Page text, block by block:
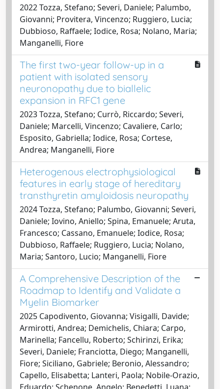
2022 Tozza, Stefano; Severi, Daniele; Palumbo,
Giovanni; Provitera, Vincenzo; Ruggiero, Lucia;
Dubbioso, Raffaele; Iodice, Rosa; Nolano, Maria;
Manganelli, Fiore
The first two-year follow-up in a
patient with isolated sensory
neuronopathy due to biallelic
expansion in RFC1 gene
2023 Tozza, Stefano; Currò, Riccardo; Severi,
Daniele; Marcelli, Vincenzo; Cavaliere, Carlo;
Esposito, Gabriella; Iodice, Rosa; Cortese,
Andrea; Manganelli, Fiore
Heterogenous electrophysiological
features in early stage of hereditary
transthyretin amyloidosis neuropathy
2024 Tozza, Stefano; Palumbo, Giovanni; Severi,
Daniele; Iovino, Aniello; Spina, Emanuele; Aruta,
Francesco; Cassano, Emanuele; Iodice, Rosa;
Dubbioso, Raffaele; Ruggiero, Lucia; Nolano,
Maria; Santoro, Lucio; Manganelli, Fiore
A Comprehensive Description of the
Roadmap to Identify and Validate a
Myelin Biomarker
2025 Capodivento, Giovanna; Visigalli, Davide;
Armirotti, Andrea; Demichelis, Chiara; Carpo,
Marinella; Fancellu, Roberto; Schirinzi, Erika;
Severi, Daniele; Franciotta, Diego; Manganelli,
Fiore; Siciliano, Gabriele; Beronio, Alessandro;
Capello, Elisabetta; Lanteri, Paola; Nobile-Orazio,